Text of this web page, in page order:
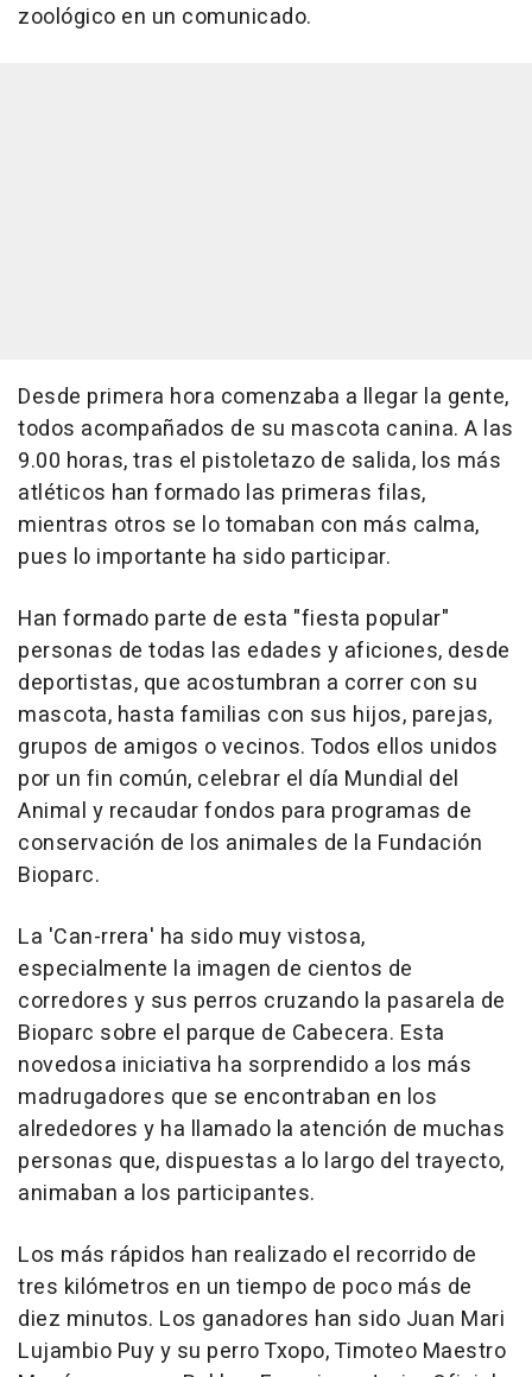
zoológico en un comunicado.
Desde primera hora comenzaba a llegar la gente,
todos acompañados de su mascota canina. A las
9.00 horas, tras el pistoletazo de salida, los más
atléticos han formado las primeras filas,
mientras otros se lo tomaban con más calma,
pues lo importante ha sido participar.
Han formado parte de esta "fiesta popular"
personas de todas las edades y aficiones, desde
deportistas, que acostumbran a correr con su
mascota, hasta familias con sus hijos, parejas,
grupos de amigos o vecinos. Todos ellos unidos
por un fin común, celebrar el día Mundial del
Animal y recaudar fondos para programas de
conservación de los animales de la Fundación
Bioparc.
La 'Can-rrera' ha sido muy vistosa,
especialmente la imagen de cientos de
corredores y sus perros cruzando la pasarela de
Bioparc sobre el parque de Cabecera. Esta
novedosa iniciativa ha sorprendido a los más
madrugadores que se encontraban en los
alrededores y ha llamado la atención de muchas
personas que, dispuestas a lo largo del trayecto,
animaban a los participantes.
Los más rápidos han realizado el recorrido de
tres kilómetros en un tiempo de poco más de
diez minutos. Los ganadores han sido Juan Mari
Lujambio Puy y su perro Txopo, Timoteo Maestro